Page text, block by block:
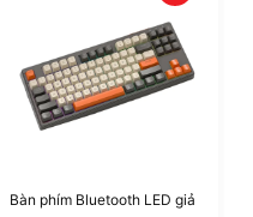
Bàn phím Bluetooth LED giả